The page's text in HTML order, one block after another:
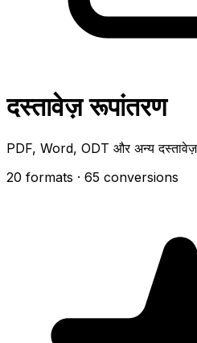
दस्तावेज़ रूपांतरण
PDF, Word, ODT और अन्य दस्तावेज़
20 formats · 65 conversions